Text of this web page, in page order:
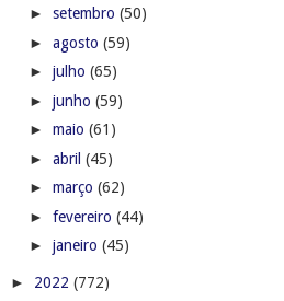
► setembro (50)
► agosto (59)
► julho (65)
► junho (59)
► maio (61)
► abril (45)
► março (62)
► fevereiro (44)
► janeiro (45)
► 2022 (772)